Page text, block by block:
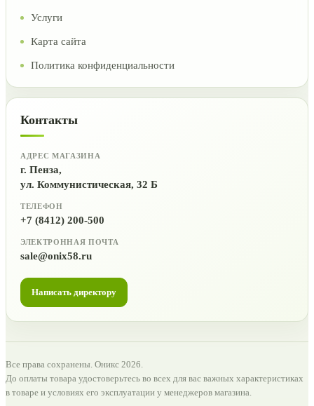
Услуги
Карта сайта
Политика конфиденциальности
Контакты
АДРЕС МАГАЗИНА
г. Пенза,
ул. Коммунистическая, 32 Б
ТЕЛЕФОН
+7 (8412) 200-500
ЭЛЕКТРОННАЯ ПОЧТА
sale@onix58.ru
Написать директору
Все права сохранены. Оникс 2026.
До оплаты товара удостоверьтесь во всех для вас важных характеристиках
в товаре и условиях его эксплуатации у менеджеров магазина.